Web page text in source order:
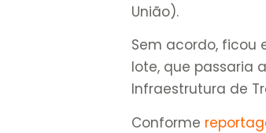
União).
Sem acordo, ficou
lote, que passaria
Infraestrutura de
Conforme